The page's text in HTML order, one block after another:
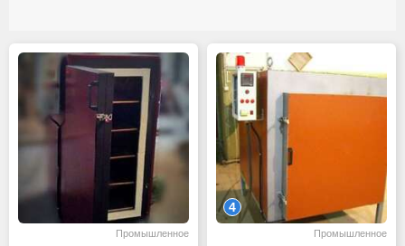
Промышленное
4
Промышленное